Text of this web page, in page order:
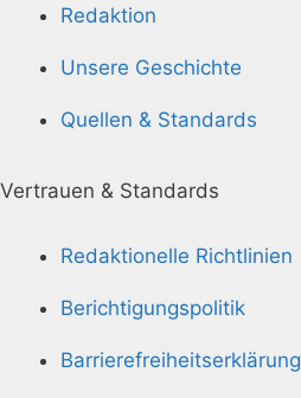
Redaktion
Unsere Geschichte
Quellen & Standards
Vertrauen & Standards
Redaktionelle Richtlinien
Berichtigungspolitik
Barrierefreiheitserklärung